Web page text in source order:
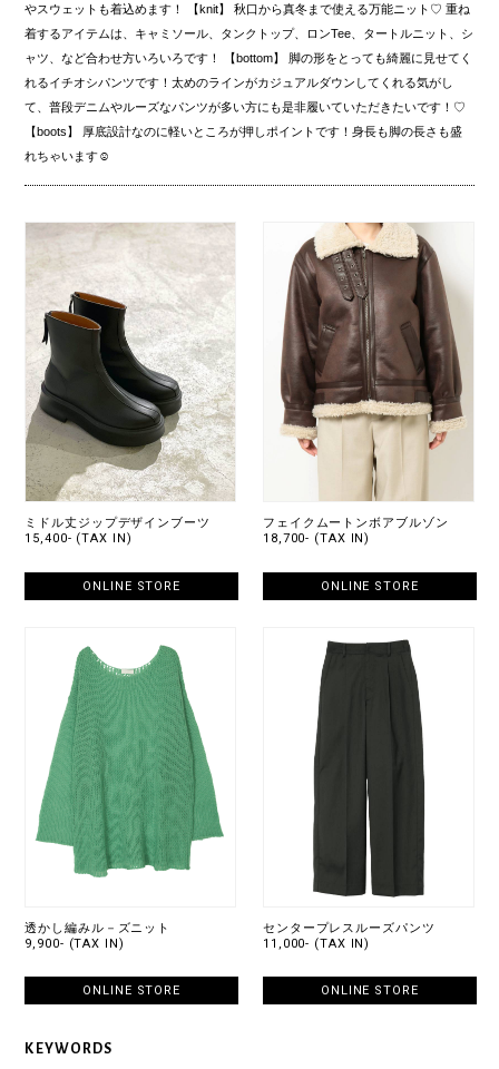
やスウェットも着込めます！ 【knit】 秋口から真冬まで使える万能ニット♡ 重ね
着するアイテムは、キャミソール、タンクトップ、ロンTee、タートルニット、シ
ャツ、など合わせ方いろいろです！ 【bottom】 脚の形をとっても綺麗に見せてく
れるイチオシパンツです！太めのラインがカジュアルダウンしてくれる気がし
て、普段デニムやルーズなパンツが多い方にも是非履いていただきたいです！♡
【boots】 厚底設計なのに軽いところが押しポイントです！身長も脚の長さも盛
れちゃいます☺︎
ミドル丈ジップデザインブーツ
15,400- (TAX IN)
ONLINE STORE
フェイクムートンボアブルゾン
18,700- (TAX IN)
ONLINE STORE
透かし編みル－ズニット
9,900- (TAX IN)
ONLINE STORE
センタープレスルーズパンツ
11,000- (TAX IN)
ONLINE STORE
KEYWORDS